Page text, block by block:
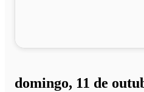
domingo, 11 de